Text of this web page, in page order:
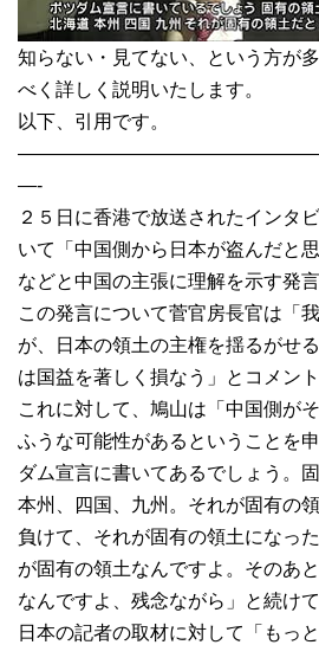
知らない・見てない、という方が
べく詳しく説明いたします。
以下、引用です。
—-
２５日に香港で放送されたインタ
いて「中国側から日本が盗んだと
などと中国の主張に理解を示す発言
この発言について菅官房長官は「
が、日本の領土の主権を揺るがせ
は国益を著しく損なう」とコメント
これに対して、鳩山は「中国側が
ふうな可能性があるということを
ダム宣言に書いてあるでしょう。
本州、四国、九州。それが固有の
負けて、それが固有の領土になっ
が固有の領土なんですよ。そのあ
なんですよ、残念ながら」と続け
日本の記者の取材に対して「もっ